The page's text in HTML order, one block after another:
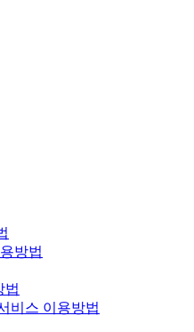
방법
법
비스 이용방법